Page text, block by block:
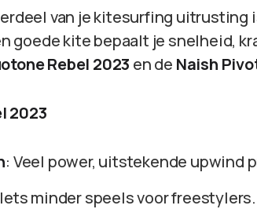
van je kitesurfing uitrusting
goede kite bepaalt je snelheid,
Rebel 2023 en de Naish
2023
: Veel power, uitstekende upwind
minder speels voor freestylers.